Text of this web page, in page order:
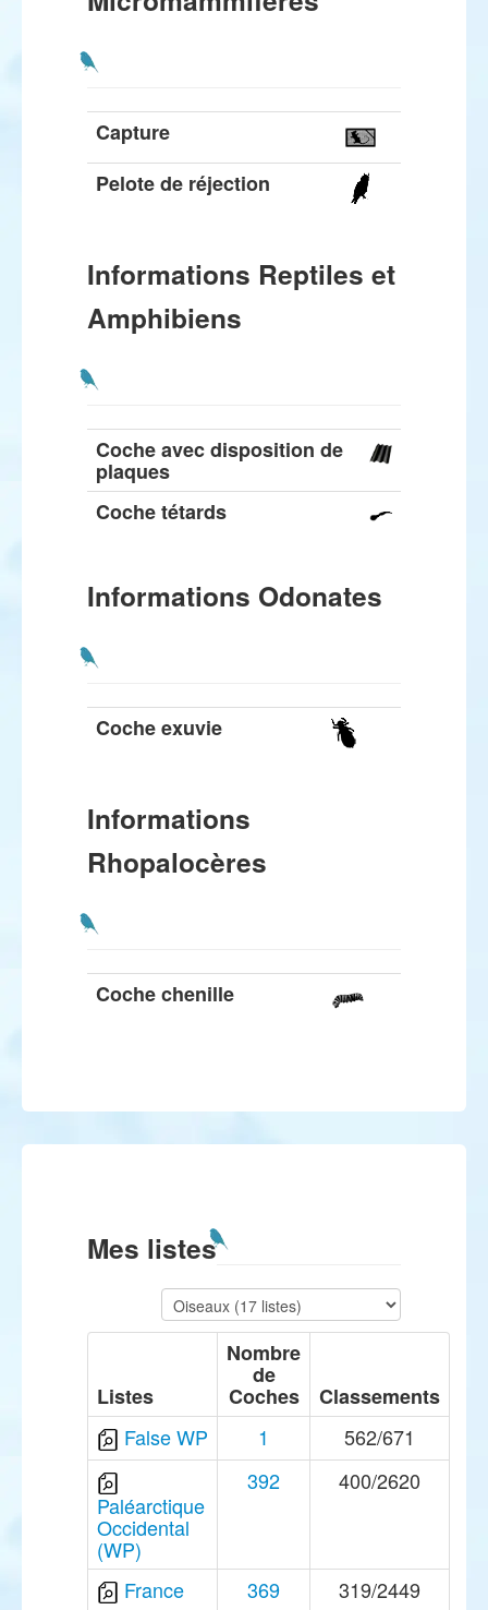
Capture
Pelote de réjection
Informations Reptiles et
Amphibiens
Coche avec disposition de
plaques
Coche tétards
Informations Odonates
Coche exuvie
Informations
Rhopalocères
Coche chenille
Mes listes
Listes
Nombre
de
Coches
Classements
False WP
1 562/671
Paléarctique
Occidental
(WP)
392 400/2620
France 369
319/2449